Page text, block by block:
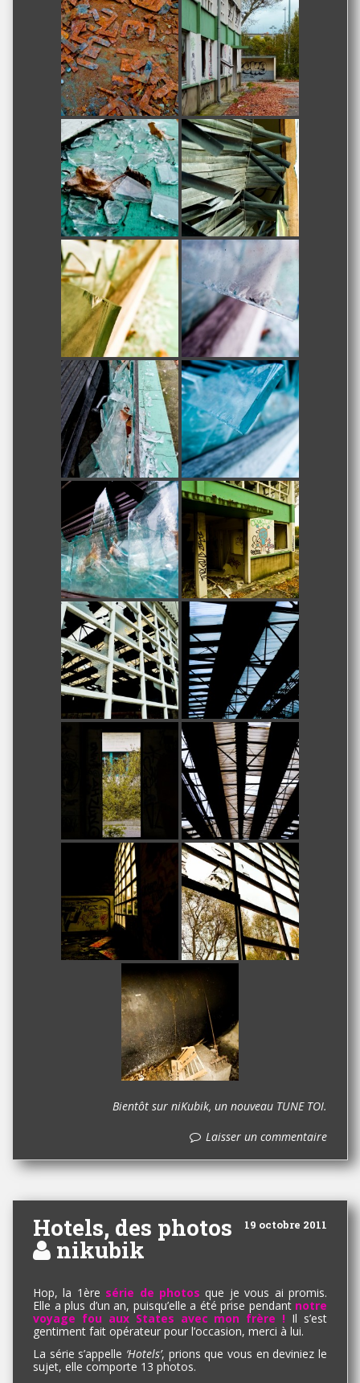
Bientôt sur niKubik, un nouveau TUNE TOI.
Laisser un commentaire
Hotels, des photos 19 octobre 2011
nikubik
Hop, la 1ère série de photos que je vous ai promis.
Elle a plus d’un an, puisqu’elle a été prise pendant notre
voyage fou aux States avec mon frère ! Il s’est
gentiment fait opérateur pour l’occasion, merci à lui.
La série s’appelle ‘Hotels’, prions que vous en deviniez le
sujet, elle comporte 13 photos.